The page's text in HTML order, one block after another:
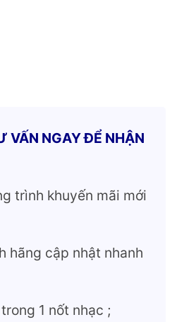
VẤN NGAY ĐỂ NHẬN
trình khuyến mãi mới
hãng cập nhật nhanh
1 nốt nhạc ;